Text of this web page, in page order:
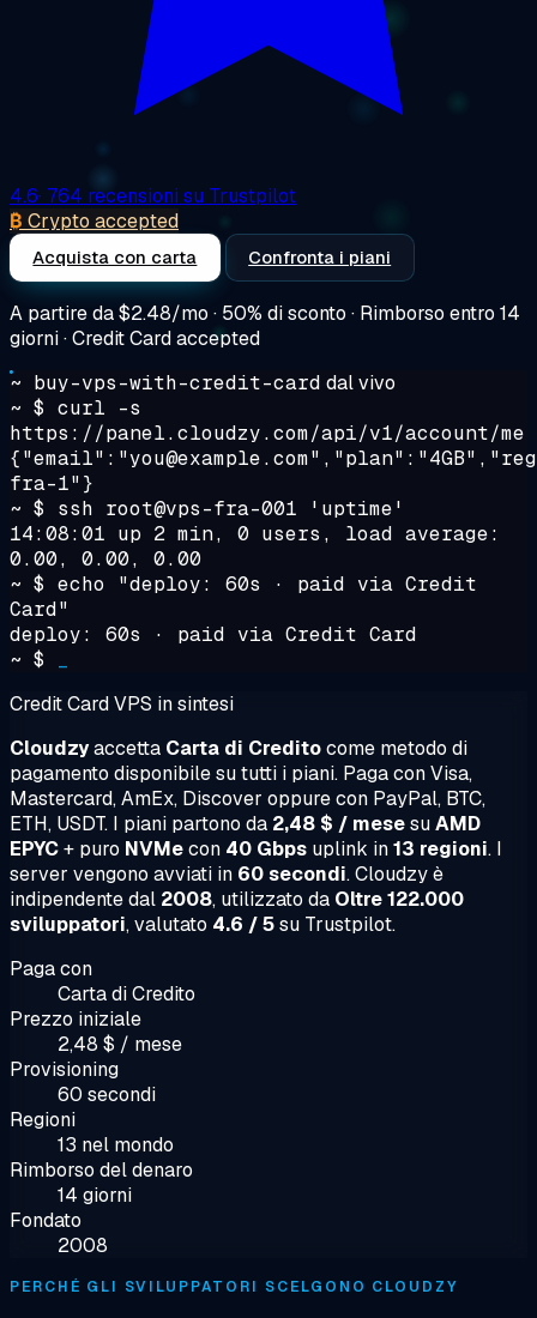
4.6· 764 recensioni su Trustpilot
₿ Crypto accepted
Acquista con carta Confronta i piani
A partire da$2.48/mo · 50% di sconto · Rimborso entro 14
giorni · Credit Card accepted
~ buy-vps-with-credit-card dal vivo
~ $ curl -s
https://panel.cloudzy.com/api/v1/account/me
fra-1"}
~ $
ssh root@vps-fra-001 'uptime'
14:08:01 up 2 min, 0 users, load average:
0.00, 0.00, 0.00
~ $ echo "deploy: 60s · paid via Credit
Card"
deploy: 60s · paid via Credit Card
~ $
Credit Card VPS in sintesi
Cloudzyaccetta Carta di Creditocome metodo di
pagamento disponibile su tutti i piani. Paga con Visa,
Mastercard, AmEx, Discover oppure con PayPal, BTC,
ETH, USDT. I piani partono da 2,48 $ / mesesuAMD
EPYC+ puro NVMecon 40 Gbps uplink in13 regioni. I
server vengono avviati in 60 secondi. Cloudzy è
indipendente dal 2008, utilizzato da Oltre 122.000
sviluppatori, valutato 4.6 / 5su Trustpilot.
Paga con
Carta di Credito
Prezzo iniziale
2,48 $ / mese
Provisioning
60 secondi
Regioni
13 nel mondo
Rimborso del denaro
14 giorni
Fondato
2008
PERCHÉ GLI SVILUPPATORI SCELGONO CLOUDZY